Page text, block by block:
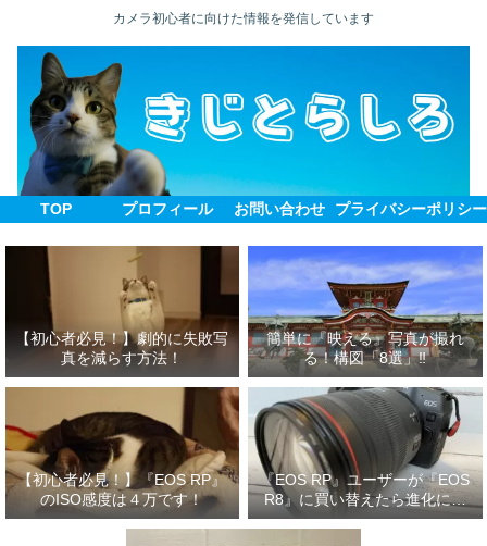
カメラ初心者に向けた情報を発信しています
TOP プロフィール お問い合わせ プライバシーポリシー
【初心者必見！】劇的に失敗写
真を減らす方法！
簡単に『映える』写真が撮れ
る！構図「8選」‼
【初心者必見！】『EOS RP』
のISO感度は４万です！
『EOS RP』ユーザーが『EOS
R8』に買い替えたら進化に驚
いた‼